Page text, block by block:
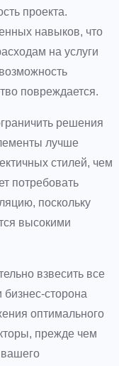
проекта.
навыков, что
на услуги
повреждается.
решения
лучше
стилей, чем
потребовать
поскольку
высокими
взвесить все
сторона
оптимального
прежде чем
вашего